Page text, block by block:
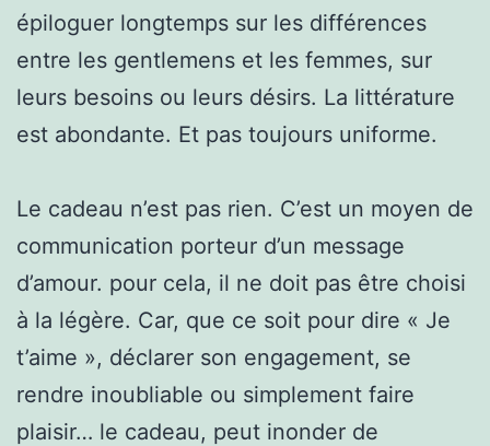
épiloguer longtemps sur les différences
entre les gentlemens et les femmes, sur
leurs besoins ou leurs désirs. La littérature
est abondante. Et pas toujours uniforme.
Le cadeau n’est pas rien. C’est un moyen de
communication porteur d’un message
d’amour. pour cela, il ne doit pas être choisi
à la légère. Car, que ce soit pour dire « Je
t’aime », déclarer son engagement, se
rendre inoubliable ou simplement faire
plaisir… le cadeau, peut inonder de